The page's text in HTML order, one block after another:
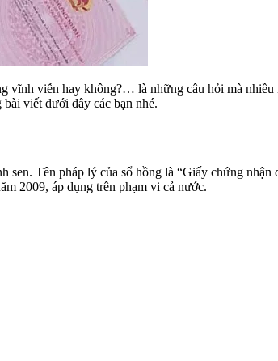
vĩnh viễn hay không?… là những câu hỏi mà nhiều
viết dưới đây các bạn nhé.
Tên pháp lý của sổ hồng là “Giấy chứng
2009, áp dụng trên phạm vi cả nước.